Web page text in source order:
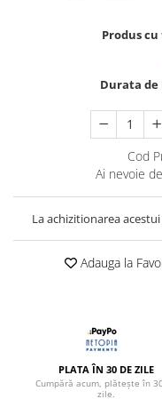
Produs
Durata
Cod
Ai nevoie
La achizitionarea
Adauga la
PLATA ÎN 30 DE ZILE
Cumpără acum, plătește în
zile.